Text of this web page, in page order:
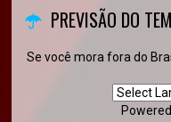
PREVISÃO DO
Se você mora fora do